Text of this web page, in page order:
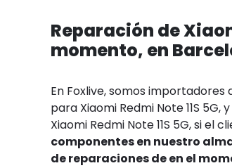
Reparación de
momento, en
En Foxlive, somos
para Xiaomi Redmi Note 11S
Xiaomi Redmi Note 11S 5G, si el
componentes en nuestro
de reparaciones de en el